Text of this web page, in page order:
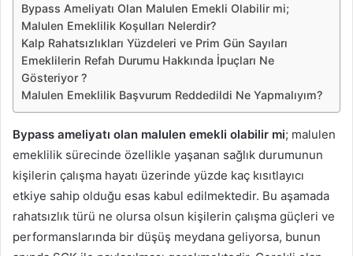
Bypass Ameliyatı Olan Malulen Emekli Olabilir mi;
Malulen Emeklilik Koşulları Nelerdir?
Kalp Rahatsızlıkları Yüzdeleri ve Prim Gün Sayıları
Emeklilerin Refah Durumu Hakkında İpuçları Ne
Gösteriyor ?
Malulen Emeklilik Başvurum Reddedildi Ne Yapmalıyım?
Bypass ameliyatı olan malulen emekli olabilir mi; malulen
emeklilik sürecinde özellikle yaşanan sağlık durumunun
kişilerin çalışma hayatı üzerinde yüzde kaç kısıtlayıcı
etkiye sahip olduğu esas kabul edilmektedir. Bu aşamada
rahatsızlık türü ne olursa olsun kişilerin çalışma güçleri ve
performanslarında bir düşüş meydana geliyorsa, bunun